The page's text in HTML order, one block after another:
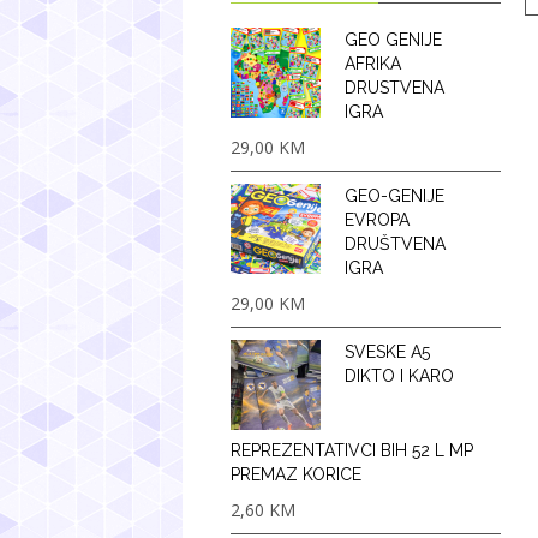
GEO GENIJE
AFRIKA
DRUSTVENA
IGRA
29,00 KM
GEO-GENIJE
EVROPA
DRUŠTVENA
IGRA
29,00 KM
SVESKE A5
DIKTO I KARO
REPREZENTATIVCI BIH 52 L MP
PREMAZ KORICE
2,60 KM